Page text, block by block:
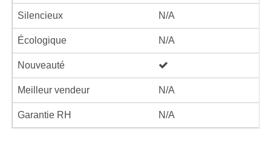
Silencieux N/A
Écologique N/A
Nouveauté
Meilleur vendeur N/A
Garantie RH N/A